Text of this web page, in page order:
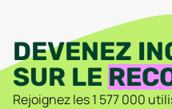
DEVENEZ
SUR LE
Rejoignez les1 577 000